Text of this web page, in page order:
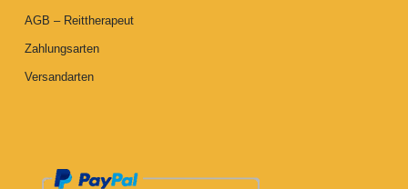
AGB – Reittherapeut
Zahlungsarten
Versandarten